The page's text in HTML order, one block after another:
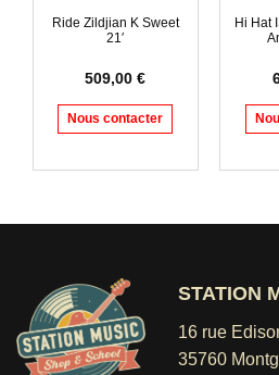
Ride Zildjian K Sweet
21′
509,00€
Nous contacter
Hi Hat
STATION
16 rue
35760